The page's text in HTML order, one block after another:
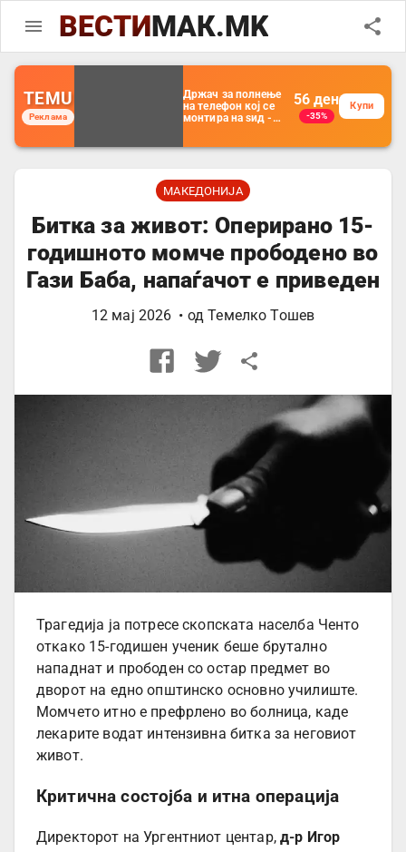
ВЕСТИМАК.MK
TEMU
Реклама
Држач за полнење
на телефон кој се
монтира на ѕид -
организатор за
далечински
управувач
56 ден
-35%
Купи
МАКЕДОНИЈА
Битка за живот: Оперирано 15-
годишното момче прободено во
Гази Баба, напаѓачот е приведен
12 мај 2026 • одТемелко Тошев
Трагедија ја потресе скопската населба Ченто
откако 15-годишен ученик беше брутално
нападнат и прободен со остар предмет во
дворот на едно општинско основно училиште.
Момчето итно е префрлено во болница, каде
лекарите водат интензивна битка за неговиот
живот.
Критична состојба и итна операција
Директорот на Ургентниот центар, д-р Игор